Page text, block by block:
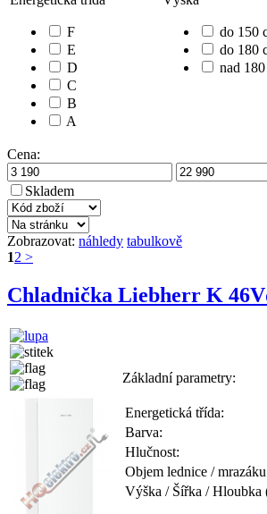
F
E
D
C
B
A
do 150
do 180
nad
Cena:
Skladem
Zobrazovat: náhledy tabulkově
12 >
Chladnička Liebherr K
Základní parametry:
Energetická třída:
Barva:
Hlučnost:
Objem lednice /
Výška / Šířka / Hloubka